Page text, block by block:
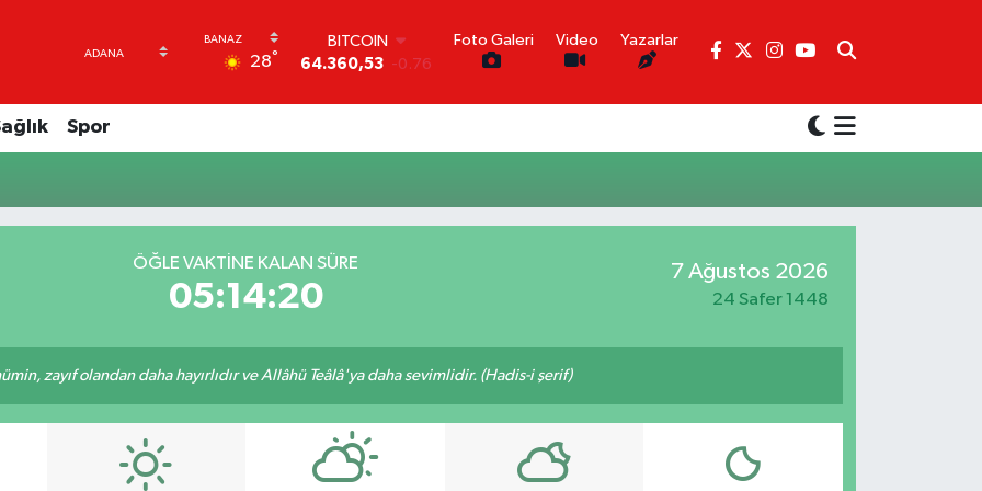
28°
BITCOIN
64.360,53 -0.76
55,0317 -0.02
GRAM ALTIN
6574.81
BİST100
Foto Galeri Video Yazarlar
Spor
ÖĞLE VAKTINE KALAN SÜRE
05:14:19
7 Ağustos 2026
24 Safer 1448
zayıf olandan daha hayırlıdır ve Allâhü Teâlâ'ya daha sevimlidir. (Hadis-i şerif)